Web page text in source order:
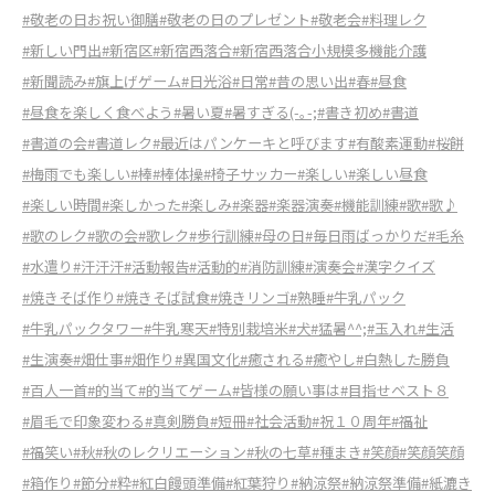
#敬老の日お祝い御膳#敬老の日のプレゼント#敬老会#料理レク
#新しい門出#新宿区#新宿西落合#新宿西落合小規模多機能介護
#新聞読み#旗上げゲーム#日光浴#日常#昔の思い出#春#昼食
#昼食を楽しく食べよう#暑い夏#暑すぎる(-｡-;#書き初め#書道
#書道の会#書道レク#最近はパンケーキと呼びます#有酸素運動#桜餅
#梅雨でも楽しい#棒#棒体操#椅子サッカー#楽しい#楽しい昼食
#楽しい時間#楽しかった#楽しみ#楽器#楽器演奏#機能訓練#歌#歌♪
#歌のレク#歌の会#歌レク#歩行訓練#母の日#毎日雨ばっかりだ#毛糸
#水遣り#汗汗汗#活動報告#活動的#消防訓練#演奏会#漢字クイズ
#焼きそば作り#焼きそば試食#焼きリンゴ#熟睡#牛乳パック
#牛乳パックタワー#牛乳寒天#特別栽培米#犬#猛暑^^;#玉入れ#生活
#生演奏#畑仕事#畑作り#異国文化#癒される#癒やし#白熱した勝負
#百人一首#的当て#的当てゲーム#皆様の願い事は#目指せベスト８
#眉毛で印象変わる#真剣勝負#短冊#社会活動#祝１０周年#福祉
#福笑い#秋#秋のレクリエーション#秋の七草#種まき#笑顔#笑顔笑顔
#箱作り#節分#粋#紅白饅頭準備#紅葉狩り#納涼祭#納涼祭準備#紙漉き